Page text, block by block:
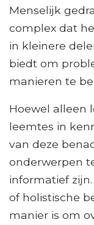
Menselijk
complex dat
in kleinere
biedt om
manieren te
Hoewel alleen
leemtes in
van deze
onderwerpen
informatief
of holistische
manier is om